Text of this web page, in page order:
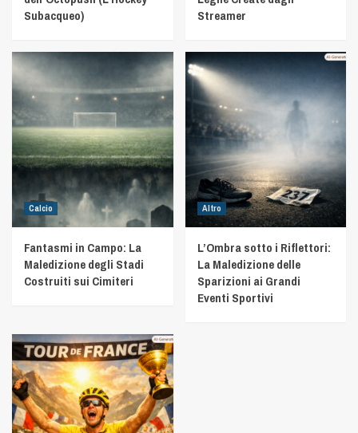
Subacqueo)
Streamer
Calcio
Fantasmi in Campo: La
Maledizione degli Stadi
Costruiti sui Cimiteri
Altro
L’Ombra sotto i Riflettori:
La Maledizione delle
Sparizioni ai Grandi
Eventi Sportivi